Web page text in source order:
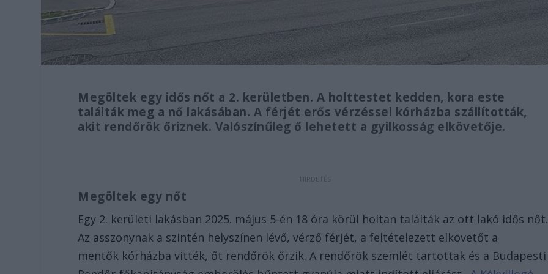
Megöltek egy idős nőt a 2. kerületben. A holttestet kedden, kora este
találták meg a nő lakásában. A férjét erős vérzéssel kórházba szállították,
akit rendőrök őriznek. Valószínűleg ő lehetett a gyilkosság elkövetője.
Megöltek egy nőt
Egy 2. kerületi lakásban 2025. május 5-én 18 óra körül holtan találták az ott lakó idős nőt.
Az asszonynak a szintén helyszínen lévő, vérző férjét, a feltételezett elkövetőt a
mentők kórházba vitték, őt rendőrök őrzik. A rendőrök szemlét tartottak és a Budapesti